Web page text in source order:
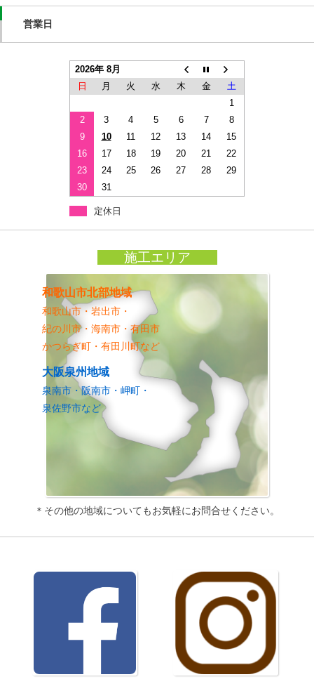
営業日
2026年 8月
日
月 火 水 木 金
土
1
2
3 4 5 6 7
8
9
10 11 12 13 14
15
16
17 18 19 20 21
22
23
24 25 26 27 28
29
30
31
定休日
施工エリア
和歌山市北部地域
和歌山市・岩出市・
紀の川市・海南市・有田市
かつらぎ町・有田川町など
大阪泉州地域
泉南市・阪南市・岬町・
泉佐野市など
＊その他の地域についてもお気軽にお問合せください。